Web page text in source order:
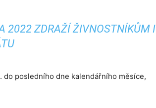
2022 ZDRAŽÍ ŽIVNOSTNÍKŮM I
do posledního dne kalendářního měsíce,